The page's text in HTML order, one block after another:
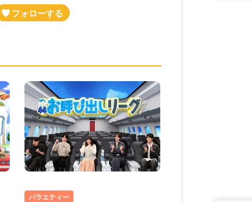
バラエティー